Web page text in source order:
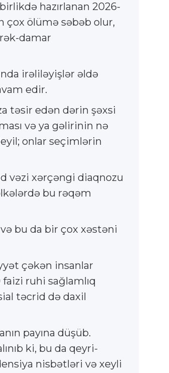
hazırlanan 2026-
çox ölümə səbəb olur,
damar
irəliləyişlər əldə
edir.
təsir edən dərin şəxsi
və ya gəlirinin nə
onlar seçimlərin
vəzi xərçəngi diaqnozu
bu rəqəm
bu da bir çox xəstəni
çəkən insanlar
ruhi sağlamlıq
təcrid də daxil
payına düşüb.
ki, bu da qeyri-
nisbətləri və xeyli